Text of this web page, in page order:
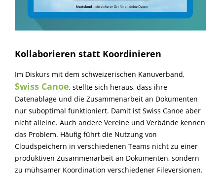
Kollaborieren statt Koordinieren
Im Diskurs mit dem schweizerischen Kanuverband,
Swiss Canoe, stellte sich heraus, dass ihre
Datenablage und die Zusammenarbeit an Dokumenten
nur suboptimal funktioniert. Damit ist Swiss Canoe aber
nicht alleine. Auch andere Vereine und Verbände kennen
das Problem. Häufig führt die Nutzung von
Cloudspeichern in verschiedenen Teams nicht zu einer
produktiven Zusammenarbeit an Dokumenten, sondern
zu mühsamer Koordination verschiedener Fileversionen.